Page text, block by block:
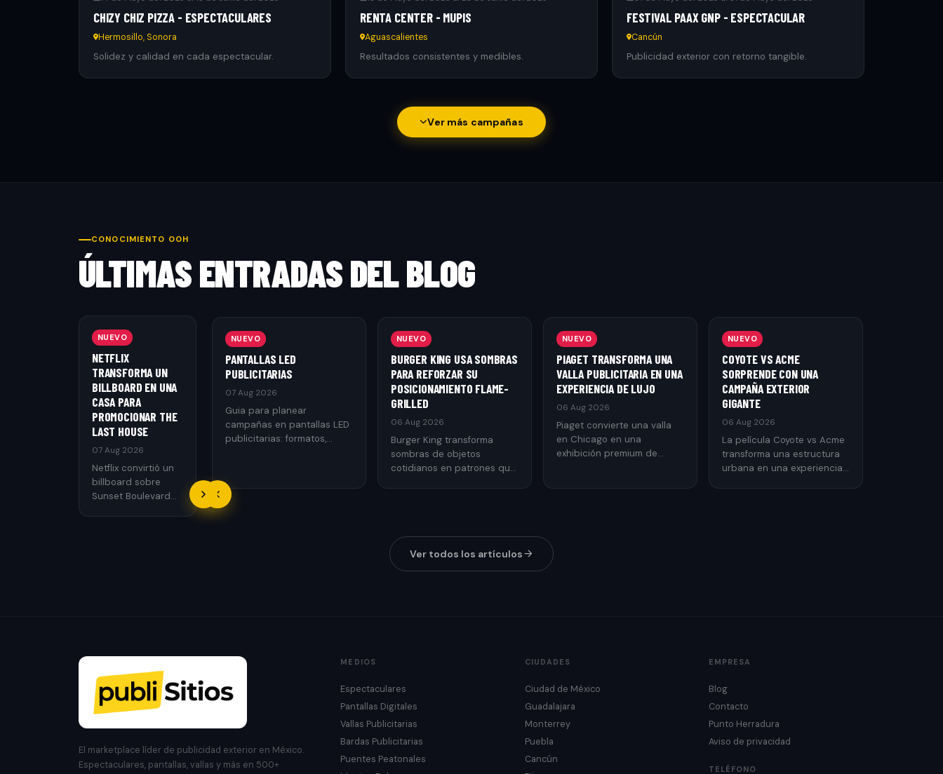
CHIZY CHIZ PIZZA - ESPECTACULARES
Hermosillo, Sonora
Solidez y calidad en cada espectacular.
RENTA CENTER - MUPIS
Aguascalientes
Resultados consistentes y medibles.
FESTIVAL PAAX GNP - ESPECTACULAR
Cancún
Publicidad exterior con retorno tangible.
Ver más campañas
CONOCIMIENTO OOH
ÚLTIMAS ENTRADAS DEL BLOG
NUEVO
NETFLIX
TRANSFORMA UN
BILLBOARD EN UNA
CASA PARA
PROMOCIONAR THE
LAST HOUSE
07 Aug 2026
Netflix convirtió un
billboard sobre
Sunset Boulevard
NUEVO
PANTALLAS LED
PUBLICITARIAS
07 Aug 2026
Guia para planear
campañas en pantallas LED
publicitarias: formatos,
conviene usarlas.
NUEVO
BURGER KING USA SOMBRAS
PARA REFORZAR SU
POSICIONAMIENTO FLAME-
GRILLED
06 Aug 2026
Burger King transforma
sombras de objetos
cotidianos en patrones que
NUEVO
PIAGET TRANSFORMA UNA
VALLA PUBLICITARIA EN UNA
EXPERIENCIA DE LUJO
06 Aug 2026
Piaget convierte una valla
en Chicago en una
exhibición premium de
NUEVO
COYOTE VS ACME
SORPRENDE CON UNA
CAMPAÑA EXTERIOR
GIGANTE
06 Aug 2026
La película Coyote vs Acme
transforma una estructura
urbana en una experiencia
Ver todos los artículos
El marketplace líder de publicidad exterior en México.
Espectaculares, pantallas, vallas y más en 500+
MEDIOS
Espectaculares
Pantallas Digitales
Vallas Publicitarias
Bardas Publicitarias
Puentes Peatonales
CIUDADES
Ciudad de México
Guadalajara
Monterrey
Puebla
Cancún
EMPRESA
Blog
Contacto
Punto Herradura
Aviso de privacidad
TELÉFONO